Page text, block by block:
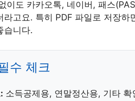
이도 카카오톡, 네이버, 패스
라고요. 특히 PDF 파일로 저장
습니다.
수 체크
소득공제용, 연말정산용, 기타